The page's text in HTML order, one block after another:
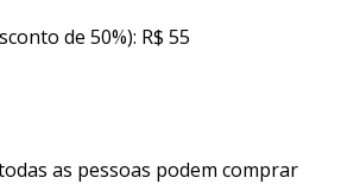
de 50%): R$ 55
as pessoas podem comprar